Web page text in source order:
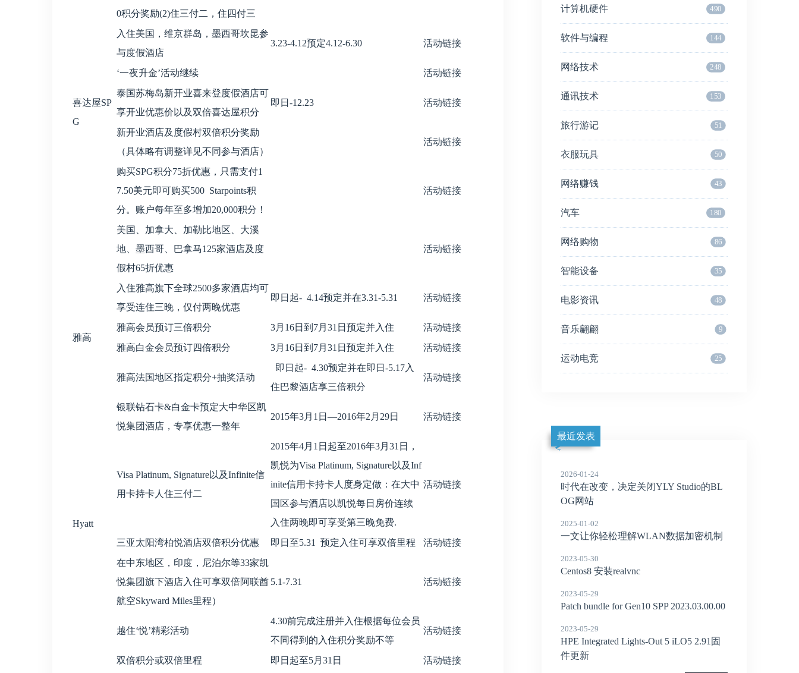
喜达屋SP
G
0积分奖励(2)住三付二，住四付三
入住美国，维京群岛，墨西哥坎昆参
与度假酒店
3.23-4.12预定4.12-6.30 活动链接
‘一夜升金’活动继续
活动链接
泰国苏梅岛新开业喜来登度假酒店可
享开业优惠价以及双倍喜达屋积分
即日-12.23 活动链接
新开业酒店及度假村双倍积分奖励
（具体略有调整详见不同参与酒店）
活动链接
购买SPG积分75折优惠，只需支付1
7.50美元即可购买500 Starpoints积
分。账户每年至多增加20,000积分！
活动链接
美国、加拿大、加勒比地区、大溪
地、墨西哥、巴拿马125家酒店及度
假村65折优惠
活动链接
雅高
入住雅高旗下全球2500多家酒店均可
享受连住三晚，仅付两晚优惠
即日起- 4.14预定并在3.31-5.31 活动链接
雅高会员预订三倍积分 3月16日到7月31日预定并入住
活动链接
雅高白金会员预订四倍积分
3月16日到7月31日预定并入住 活动链接
雅高法国地区指定积分+抽奖活动
即日起- 4.30预定并在即日-5.17入
住巴黎酒店享三倍积分
活动链接
Hyatt
银联钻石卡&白金卡预定大中华区凯
悦集团酒店，专享优惠一整年
2015年3月1日—2016年2月29日 活动链接
Visa Platinum, Signature以及Infinite信
用卡持卡人住三付二
2015年4月1日起至2016年3月31日，
凯悦为Visa Platinum, Signature以及Inf
inite信用卡持卡人度身定做：在大中
国区参与酒店以凯悦每日房价连续
入住两晚即可享受第三晚免费.
活动链接
三亚太阳湾柏悦酒店双倍积分优惠 即日至5.31 预定入住可享双倍里程
活动链接
在中东地区，印度，尼泊尔等33家凯
悦集团旗下酒店入住可享双倍阿联酋
航空Skyward Miles里程）
5.1-7.31 活动链接
越住‘悦’精彩活动
4.30前完成注册并入住根据每位会员
不同得到的入住积分奖励不等
活动链接
双倍积分或双倍里程 即日起至5月31日
活动链接
计算机硬件 490
软件与编程 144
网络技术 248
通讯技术 153
旅行游记 51
衣服玩具 50
网络赚钱 43
汽车 180
网络购物 86
智能设备 35
电影资讯 48
音乐翩翩 9
运动电竞 25
最近发表
2026-01-24
时代在改变，决定关闭YLY Studio的BL
OG网站
2025-01-02
一文让你轻松理解WLAN数据加密机制
2023-05-30
Centos8 安装realvnc
2023-05-29
Patch bundle for Gen10 SPP 2023.03.00.00
2023-05-29
HPE Integrated Lights-Out 5 iLO5 2.91固
件更新